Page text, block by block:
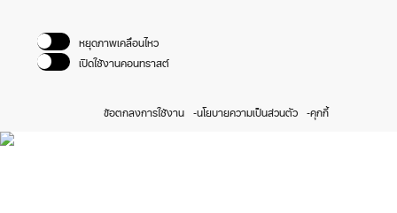
หยุดภาพเคลื่อนไหว
เปิดใช้งานคอนทราสต์
ข้อตกลงการใช้งาน นโยบายความเป็นส่วนตัว คุกกี้